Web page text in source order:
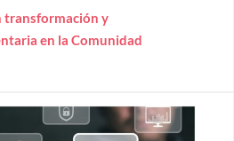
transformación y
en la Comunidad